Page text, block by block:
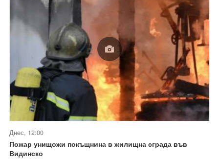
Днес, 12:00
Пожар унищожи покъщнина в жилищна сграда във
Видинско